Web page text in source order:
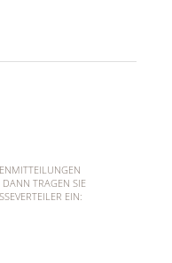
TRAGEN SIE
EIN: